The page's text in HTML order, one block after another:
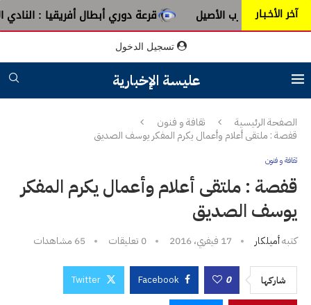
آخر الأخـبـار
عبق الطرب الأصيل قرعة دوري أبطال أفريقيا : النادي
تسجيل الدخول
عليسة الإخبارية
الصفحة الرئيسية
ثقافة و فنون
قفصة : ملتقى أعلام وأعمال يكرم المفكر يوسف الصديق
ثقافة و فنون
قفصة : ملتقى أعلام وأعمال يكرم المفكر
يوسف الصديق
كتبهأميلكار 17 فيفري، 2016 0 تعليقات 65 مشاهدات
شاركها 0
Facebook
Twitter